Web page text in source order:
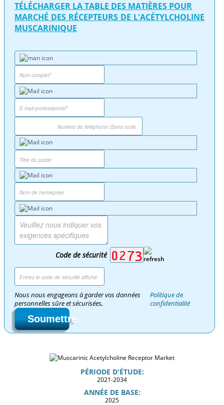
TÉLÉCHARGER LA TABLE DES MATIÈRES POUR
MARCHÉ DES RÉCEPTEURS DE L'ACÉTYLCHOLINE
MUSCARINIQUE
Code de sécurité
Nous nous engageons à garder vos données
personnelles sûre et sécurisées,
Politique de
confidentialité
Soumettre
PÉRIODE D'ÉTUDE:
2021-2034
ANNÉE DE BASE:
2025